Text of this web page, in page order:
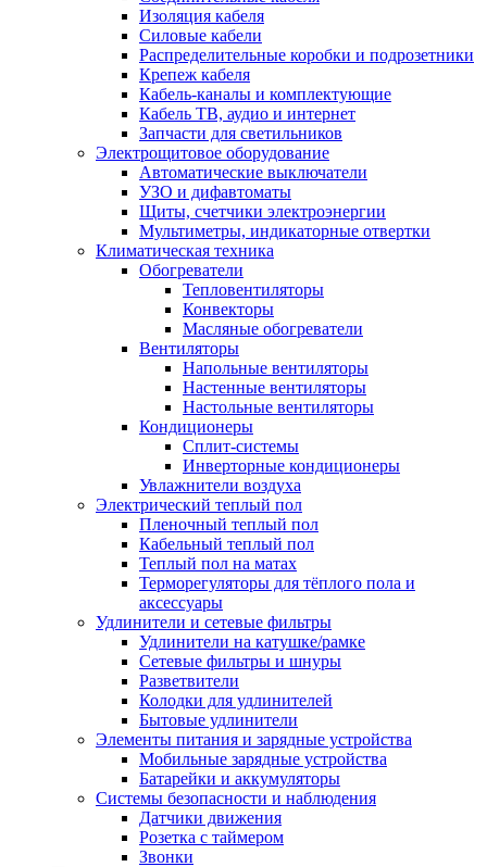
Изоляция кабеля
Силовые кабели
Распределительные коробки и подрозетники
Крепеж кабеля
Кабель-каналы и комплектующие
Кабель ТВ, аудио и интернет
Запчасти для светильников
Электрощитовое оборудование
Автоматические выключатели
УЗО и дифавтоматы
Щиты, счетчики электроэнергии
Мультиметры, индикаторные отвертки
Климатическая техника
Обогреватели
Тепловентиляторы
Конвекторы
Масляные обогреватели
Вентиляторы
Напольные вентиляторы
Настенные вентиляторы
Настольные вентиляторы
Кондиционеры
Сплит-системы
Инверторные кондиционеры
Увлажнители воздуха
Электрический теплый пол
Пленочный теплый пол
Кабельный теплый пол
Теплый пол на матах
Терморегуляторы для тёплого пола и
аксессуары
Удлинители и сетевые фильтры
Удлинители на катушке/рамке
Сетевые фильтры и шнуры
Разветвители
Колодки для удлинителей
Бытовые удлинители
Элементы питания и зарядные устройства
Мобильные зарядные устройства
Батарейки и аккумуляторы
Системы безопасности и наблюдения
Датчики движения
Розетка с таймером
Звонки